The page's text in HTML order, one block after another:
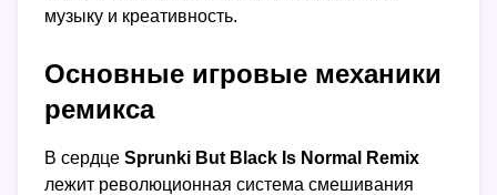
музыку и креативность.
Основные игровые механики
ремикса
В сердце Sprunki But Black Is Normal Remix
лежит революционная система смешивания